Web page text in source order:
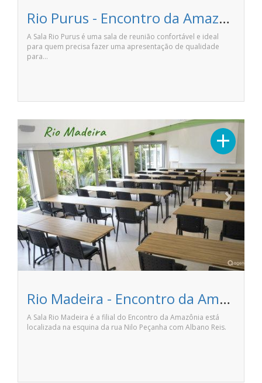
Rio Purus - Encontro da Amazônia
A Sala Rio Purus é uma sala de reunião confortável e ideal
para quem precisa fazer uma apresentação de qualidade
para…
+
Previous Next
Rio Madeira - Encontro da Amazônia
A Sala Rio Madeira é a filial do Encontro da Amazônia está
localizada na esquina da rua Nilo Peçanha com Albano Reis.